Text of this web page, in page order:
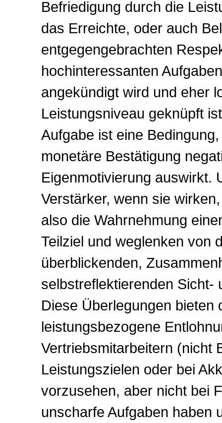
Befriedigung durch die
das Erreichte, oder auch
entgegengebrachten
hochinteressanten
angekündigt wird und eher
Leistungsniveau geknüpft
Aufgabe ist eine
monetäre Bestätigung
Eigenmotivierung auswirkt.
Verstärker, wenn sie
also die Wahrnehmung
Teilziel und weglenken von
überblickenden,
selbstreflektierenden Sicht-
Diese Überlegungen bieten
leistungsbezogene
Vertriebsmitarbeitern (nicht
Leistungszielen oder bei
vorzusehen, aber nicht bei
unscharfe Aufgaben haben